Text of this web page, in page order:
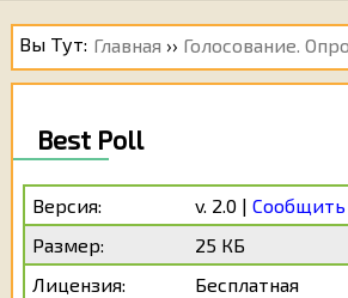
Вы Тут: Главная ›› Голосование.
Best Poll
Версия: v. 2.0 |Сообщить
Размер:
25 КБ
Лицензия:
Бесплатная
[Передумал. Закрыть
[Передумал. Закрыть
Пароль на архив:
что ссылка не